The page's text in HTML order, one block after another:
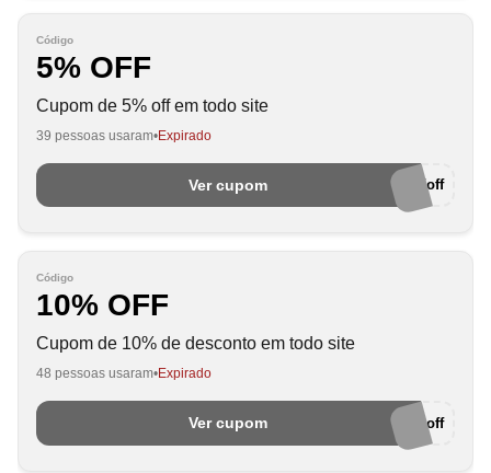
Código
5% OFF
Cupom de 5% off em todo site
39 pessoas usaram Expirado
Ver cupom crocsawin5off
Código
10% OFF
Cupom de 10% de desconto em todo site
48 pessoas usaram Expirado
Ver cupom crocsawin10off